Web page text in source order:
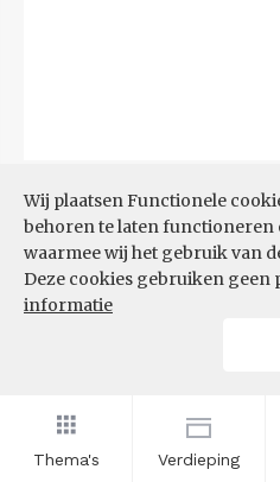
Thema's Verdieping
Wij plaatsen Functionele
behoren te laten functioneren
waarmee wij het gebruik van
Deze cookies gebruiken geen
informatie
TOP 10 REGIO'S
AANDEEL TEKORT
ARBEIDSKRACHTEN